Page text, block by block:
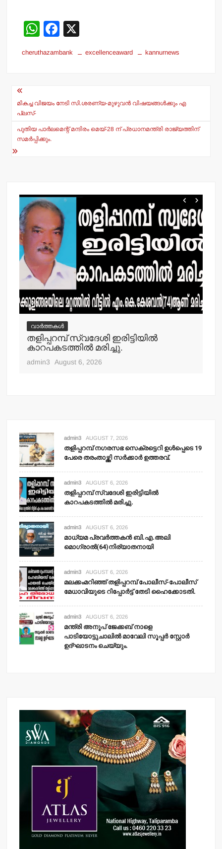
W
at
p
p
F
c
o
o
cheruthazambank excellenceaward kannurnews
Post
navigation
മികച്ച വിജയം നേടി സി.ശരണ്യ-മുഴുവന്‍ വിഷയങ്ങള്‍ക്കും എ
പ്ലസ്-
പുതിയ പാര്‍ലമെന്റ് മന്ദിരം മെയ്-28 ന് പ്രധാനമന്ത്രി രാജ്യത്തിന്
സമര്‍പ്പിക്കും.
വാർത്തകൾ
തളിപ്പറമ്പ് സ്വദേശി ഇരിട്ടിയില്‍
കാറപകടത്തില്‍ മരിച്ചു.
admin3 August 6, 2026
admin3 AUGUST 7, 2026
തളിപ്പറമ്പ് നഗരസഭ സെക്രട്ടെറി ഉള്‍പ്പെടെ 19
പേരെ തരംതാഴ്ത്തി സര്‍ക്കാര്‍ ഉത്തരവ്.
admin3 AUGUST 6, 2026
തളിപ്പറമ്പ് സ്വദേശി ഇരിട്ടിയില്‍
കാറപകടത്തില്‍ മരിച്ചു.
admin3 AUGUST 6, 2026
മാധ്യമ പ്രവര്‍ത്തകന്‍ ബി.എ.അലി
മൊഗ്രാല്‍(64)നിര്യാതനായി
admin3 AUGUST 6, 2026
മലക്കംമറിഞ്ഞ് തളിപ്പറമ്പ് പോലീസ്-പോലീസ്
മേധാവിയുടെ റിപ്പോര്‍ട്ട് തേടി ഹൈക്കോടതി.
admin3 AUGUST 6, 2026
മന്ത്രി അനൂപ് ജേക്കബ് നാളെ
പാടിയോട്ടുചാലില്‍ മാവേലി സൂപ്പര്‍ സ്റ്റോര്‍
ഉദ്ഘാടനം ചെയ്യും.